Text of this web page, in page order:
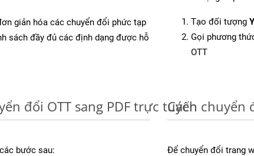
giản hóa các chuyển đổi phức tạp
sách đầy đủ các định dạng được hỗ
Tạo đối tượng
Gọi phương
OTT
đổi OTT sang PDF trực tuyến
bước sau:
Cách chuyển
Để chuyển đổi trang